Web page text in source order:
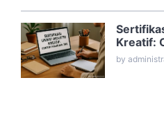
Kreatif:
by